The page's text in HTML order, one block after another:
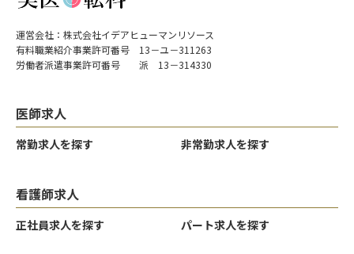
運営会社：株式会社イデアヒューマンリソース
有料職業紹介事業許可番号 13－ユ－311263
労働者派遣事業許可番号 派 13－314330
医師求人
常勤求人を探す 非常勤求人を探す
看護師求人
正社員求人を探す パート求人を探す